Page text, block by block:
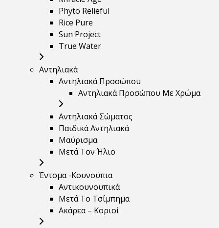
Phyto Relieful
Rice Pure
Sun Project
True Water
Αντηλιακά
Αντηλιακά Προσώπου
Αντηλιακά Προσώπου Με Χρώμα
Αντηλιακά Σώματος
Παιδικά Αντηλιακά
Μαύρισμα
Mετά Τον Ήλιο
Έντομα -Κουνούπια
Αντικουνουπικά
Μετά Το Τσίμπημα
Ακάρεα – Κοριοί